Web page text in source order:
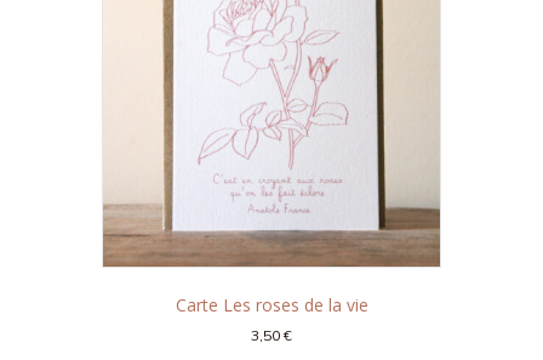
Carte Les roses de la vie
3,50€